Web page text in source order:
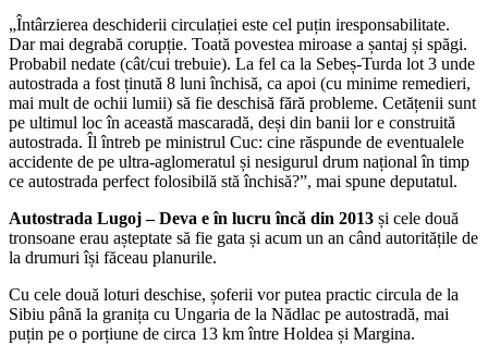
„Întârzierea deschiderii circulației este cel puțin iresponsabilitate.
Dar mai degrabă corupție. Toată povestea miroase a șantaj și spăgi.
Probabil nedate (cât/cui trebuie). La fel ca la Sebeș-Turda lot 3 unde
autostrada a fost ținută 8 luni închisă, ca apoi (cu minime remedieri,
mai mult de ochii lumii) să fie deschisă fără probleme. Cetățenii sunt
pe ultimul loc în această mascaradă, deși din banii lor e construită
autostrada. Îl întreb pe ministrul Cuc: cine răspunde de eventualele
accidente de pe ultra-aglomeratul și nesigurul drum național în timp
ce autostrada perfect folosibilă stă închisă?”, mai spune deputatul.
Autostrada Lugoj – Deva e în lucru încă din 2013 și cele două
tronsoane erau așteptate să fie gata și acum un an când autoritățile de
la drumuri își făceau planurile.
Cu cele două loturi deschise, șoferii vor putea practic circula de la
Sibiu până la granița cu Ungaria de la Nădlac pe autostradă, mai
puțin pe o porțiune de circa 13 km între Holdea și Margina.